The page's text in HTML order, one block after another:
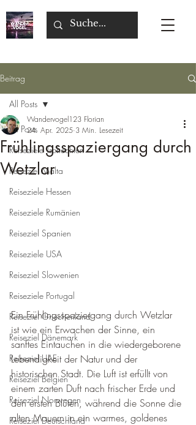
Beitrag
All Posts
Reiseziele Tschechien
Reiseziel Malta
Reiseziele Hessen
Reiseziele Rumänien
Reiseziel Spanien
Reiseziele USA
Reiseziel Slowenien
Reiseziele Portugal
Reiseziel Griechenland
Reiseziel Dänemark
Reiseziel UAE
Reiseziel Belgien
Reiseziel Norwegen
Reiseziel Deutschland
All Posts
Frühlingsspaziergang durch
Wetzlar
Wandervogel123 Florian
24. Apr. 2025 3 Min. Lesezeit
Ein Frühlingsspaziergang durch Wetzlar
ist wie ein Erwachen der Sinne, ein
sanftes Eintauchen in die wiedergeborene
Lebendigkeit der Natur und der
historischen Stadt. Die Luft ist erfüllt von
einem zarten Duft nach frischer Erde und
den ersten Blüten, während die Sonne die
alten Mauern in ein warmes, goldenes